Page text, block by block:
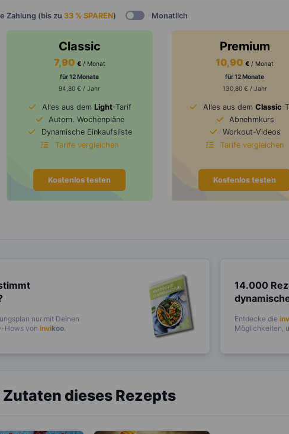
Zahlung (bis zu 33 % SPAREN) Monatlich
Classic
7,90 € / Monat
für 12 Monate
94,80 € / Jahr
Alles aus dem Light-Tarif
Autom. Wochenpläne
Dynamische Einkaufsliste
Tarife vergleichen
Kostenlos testen
Premium
10,90€ / Monat
für 12 Monate
130,80 € / Jahr
Alles aus dem Classic-
Abnehmkurs
Workout-Videos
Tarife vergleichen
Kostenlos testen
nur mit Deinen
Hows von invikoo.
14.000
Entdecke die
Möglichkeiten,
dieses Rezepts